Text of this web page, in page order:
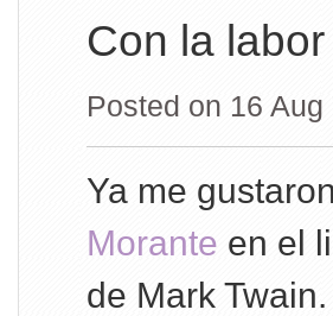
Con la
Posted on 16 Aug
Ya me
Morante en el
de Mark